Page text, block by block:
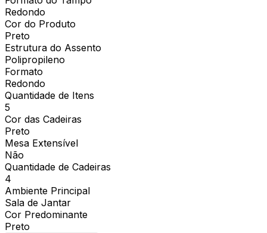
Redondo
Cor do Produto
Preto
Estrutura do Assento
Polipropileno
Formato
Redondo
Quantidade de Itens
5
Cor das Cadeiras
Preto
Mesa Extensível
Não
Quantidade de Cadeiras
4
Ambiente Principal
Sala de Jantar
Cor Predominante
Preto